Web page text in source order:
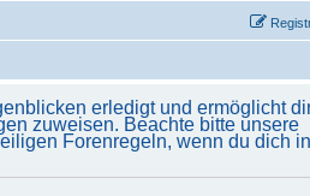
erledigt und ermöglicht
zuweisen. Beachte bitte unsere
Forenregeln, wenn du dich